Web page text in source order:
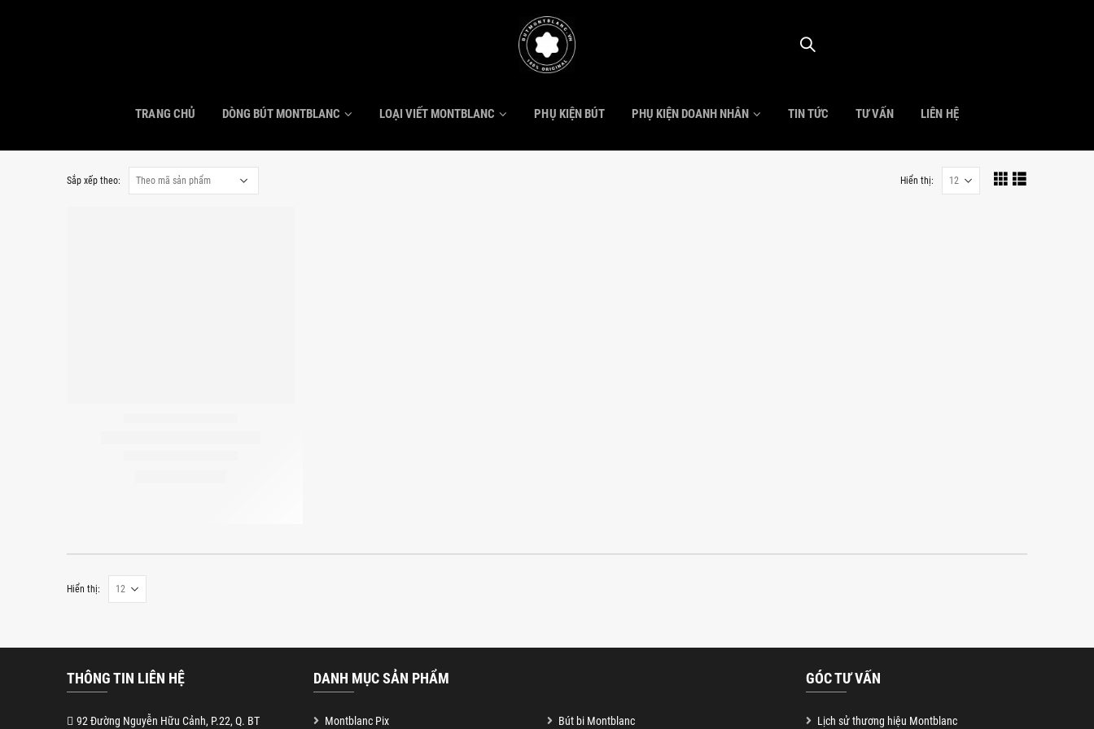
TRANG CHỦ DÒNG BÚT MONTBLANC LOẠI VIẾT MONTBLANC PHỤ KIỆN BÚT PHỤ KIỆN DOANH NHÂN TIN TỨC TƯ VẤN LIÊN HỆ
Sắp xếp theo: Hiển thị:
Hiển thị:
THÔNG TIN LIÊN HỆ
92 Đường Nguyễn Hữu Cảnh, P.22, Q. BT
DANH MỤC SẢN PHẨM
Montblanc Pix Bút bi Montblanc
GÓC TƯ VẤN
Lịch sử thương hiệu Montblanc